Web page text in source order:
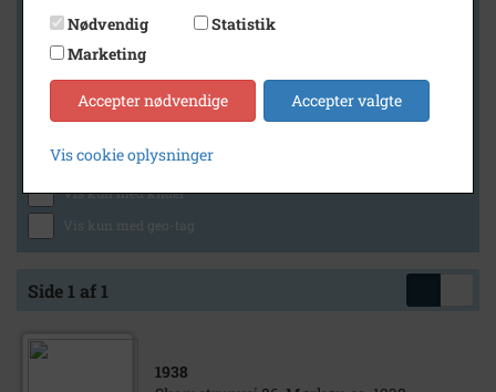
Generelt
Vis kun med billeder
Vis kun med lydklip
Vis kun med kilder
Vis kun med geo-tag
Side 1 af 1
1938
Nødvendig
Statistik
Marketing
Accepter nødvendige Accepter valgte
Vis cookie oplysninger